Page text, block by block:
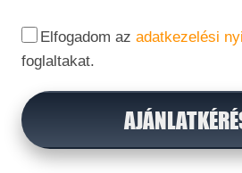
Elfogadom az adatkezelési
foglaltakat.